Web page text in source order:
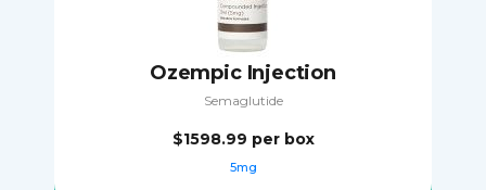
Ozempic Injection
Semaglutide
$1598.99 per box
5mg